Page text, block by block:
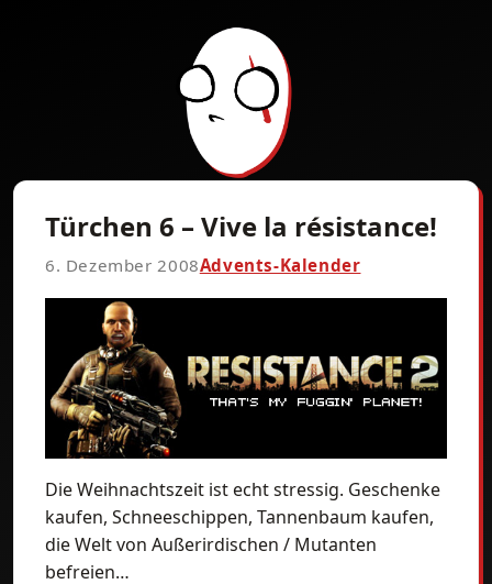
Türchen 6 – Vive la résistance!
6. Dezember 2008Advents-Kalender
Die Weihnachtszeit ist echt stressig. Geschenke
kaufen, Schneeschippen, Tannenbaum kaufen,
die Welt von Außerirdischen / Mutanten
befreien…